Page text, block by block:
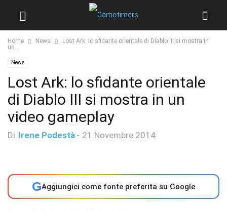
Home News
Lost Ark: lo sfidante orientale di Diablo III si mostra in
un...
News
Lost Ark: lo sfidante orientale
di Diablo III si mostra in un
video gameplay
Di Irene Podestà - 21 Novembre 2014
GAggiungici come fonte preferita su Google